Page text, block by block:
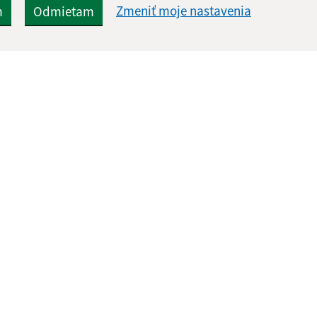
Odmietam Zmeniť moje nastavenia